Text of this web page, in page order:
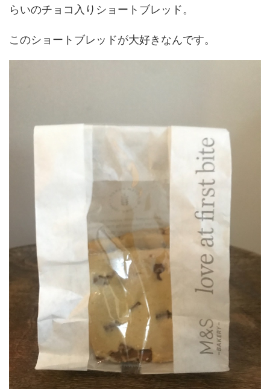
らいのチョコ入りショートブレッド。
このショートブレッドが大好きなんです。